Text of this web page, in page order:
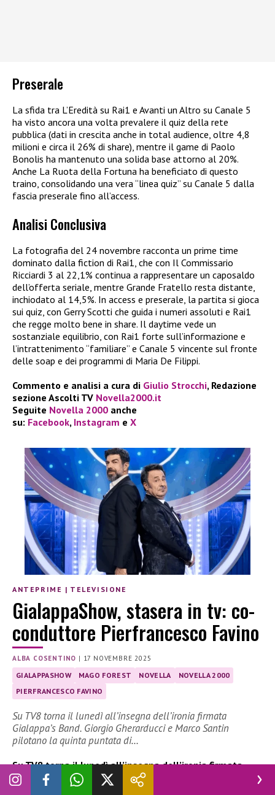
Preserale
La sfida tra L’Eredità su Rai1 e Avanti un Altro su Canale 5
ha visto ancora una volta prevalere il quiz della rete
pubblica (dati in crescita anche in total audience, oltre 4,8
milioni e circa il 26% di share), mentre il game di Paolo
Bonolis ha mantenuto una solida base attorno al 20%.
Anche La Ruota della Fortuna ha beneficiato di questo
traino, consolidando una vera “linea quiz” su Canale 5 dalla
fascia preserale fino all’access.​
Analisi Conclusiva
La fotografia del 24 novembre racconta un prime time
dominato dalla fiction di Rai1, che con Il Commissario
Ricciardi 3 al 22,1% continua a rappresentare un caposaldo
dell’offerta seriale, mentre Grande Fratello resta distante,
inchiodato al 14,5%. In access e preserale, la partita si gioca
sui quiz, con Gerry Scotti che guida i numeri assoluti e Rai1
che regge molto bene in share. Il daytime vede un
sostanziale equilibrio, con Rai1 forte sull’informazione e
l’intrattenimento “familiare” e Canale 5 vincente sul fronte
delle soap e dei programmi di Maria De Filippi.
Commento e analisi a cura di Giulio Strocchi, Redazione
sezione Ascolti TV Novella2000.it
Seguite Novella 2000 anche
su: Facebook, Instagram e X
ANTEPRIME | TELEVISIONE
GialappaShow, stasera in tv: co-
conduttore Pierfrancesco Favino
ALBA COSENTINO | 17 NOVEMBRE 2025
GIALAPPASHOW MAGO FOREST NOVELLA
NOVELLA 2000
PIERFRANCESCO FAVINO
Su TV8 torna il lunedì all’insegna dell’ironia firmata
Gialappa’s Band. Giorgio Gherarducci e Marco Santin
pilotano la quinta puntata di…
Su TV8 torna il lunedì all’insegna dell’ironia firmata
Gialappa’s Band. Giorgio Gherarducci e Marco Santin
pilotano la quinta puntata di